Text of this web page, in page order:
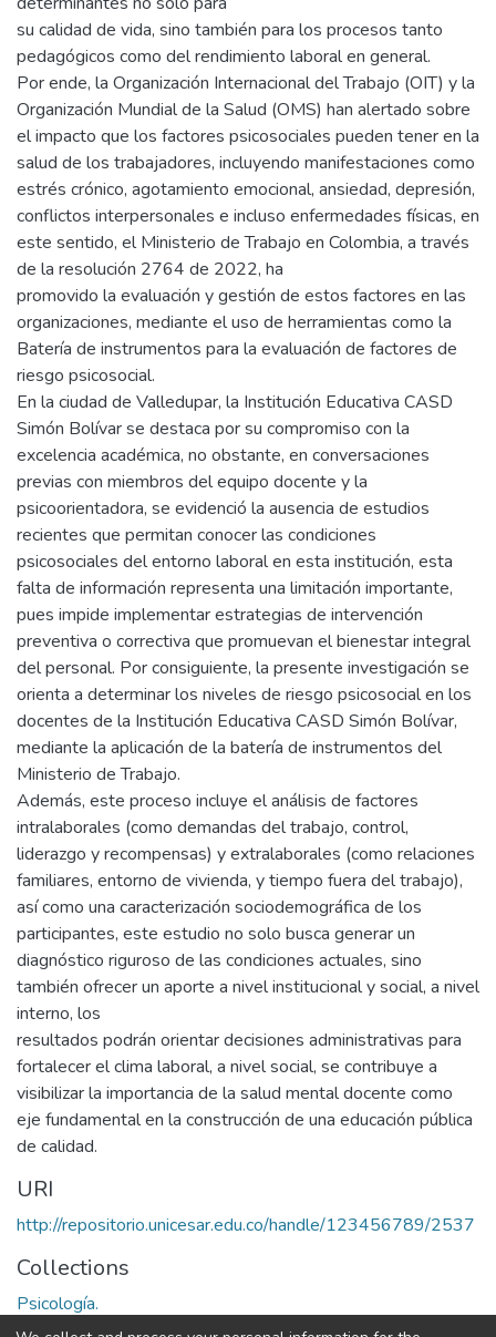
su calidad de vida, sino también para los procesos tanto
pedagógicos como del rendimiento laboral en general.
Por ende, la Organización Internacional del Trabajo (OIT) y la
Organización Mundial de la Salud (OMS) han alertado sobre
el impacto que los factores psicosociales pueden tener en la
salud de los trabajadores, incluyendo manifestaciones como
estrés crónico, agotamiento emocional, ansiedad, depresión,
conflictos interpersonales e incluso enfermedades físicas, en
este sentido, el Ministerio de Trabajo en Colombia, a través
de la resolución 2764 de 2022, ha
promovido la evaluación y gestión de estos factores en las
organizaciones, mediante el uso de herramientas como la
Batería de instrumentos para la evaluación de factores de
riesgo psicosocial.
En la ciudad de Valledupar, la Institución Educativa CASD
Simón Bolívar se destaca por su compromiso con la
excelencia académica, no obstante, en conversaciones
previas con miembros del equipo docente y la
psicoorientadora, se evidenció la ausencia de estudios
recientes que permitan conocer las condiciones
psicosociales del entorno laboral en esta institución, esta
falta de información representa una limitación importante,
pues impide implementar estrategias de intervención
preventiva o correctiva que promuevan el bienestar integral
del personal. Por consiguiente, la presente investigación se
orienta a determinar los niveles de riesgo psicosocial en los
docentes de la Institución Educativa CASD Simón Bolívar,
mediante la aplicación de la batería de instrumentos del
Ministerio de Trabajo.
Además, este proceso incluye el análisis de factores
intralaborales (como demandas del trabajo, control,
liderazgo y recompensas) y extralaborales (como relaciones
familiares, entorno de vivienda, y tiempo fuera del trabajo),
así como una caracterización sociodemográfica de los
participantes, este estudio no solo busca generar un
diagnóstico riguroso de las condiciones actuales, sino
también ofrecer un aporte a nivel institucional y social, a nivel
interno, los
resultados podrán orientar decisiones administrativas para
fortalecer el clima laboral, a nivel social, se contribuye a
visibilizar la importancia de la salud mental docente como
eje fundamental en la construcción de una educación pública
de calidad.
URI
http://repositorio.unicesar.edu.co/handle/123456789/2537
Collections
Psicología.